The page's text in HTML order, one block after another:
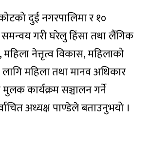
दुई नगरपालिमा र १०
गरी घरेलु हिंसा तथा लैंगिक
नेत्तृत्व विकास, महिलाको
महिला तथा मानव अधिकार
कार्यक्रम सञ्चालन गर्ने
अध्यक्ष पाण्डेले बताउनुभयो ।